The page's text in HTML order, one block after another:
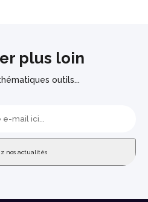
plus loin
outils...